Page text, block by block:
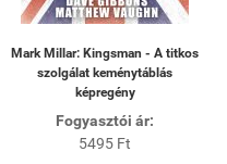
Mark Millar: Kingsman - A titkos
szolgálat keménytáblás
képregény
Fogyasztói ár:
5495 Ft